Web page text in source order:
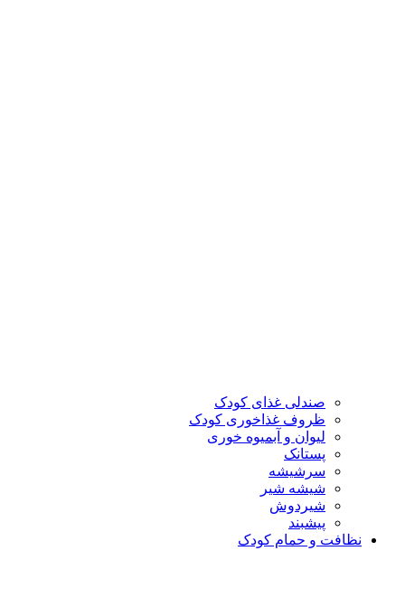
صندلی غذای کودک
ظروف غذاخوری کودک
لیوان و آبمیوه خوری
پستانک
سرشیشه
شیشه شیر
شیردوش
پیشبند
نظافت و حمام کودک